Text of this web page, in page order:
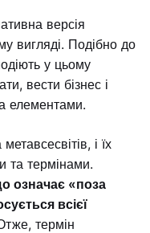
версія
вигляді. Подібно до
у цьому
вести бізнес і
елементами.
і їх
та термінами.
означає «поза
всієї
термін